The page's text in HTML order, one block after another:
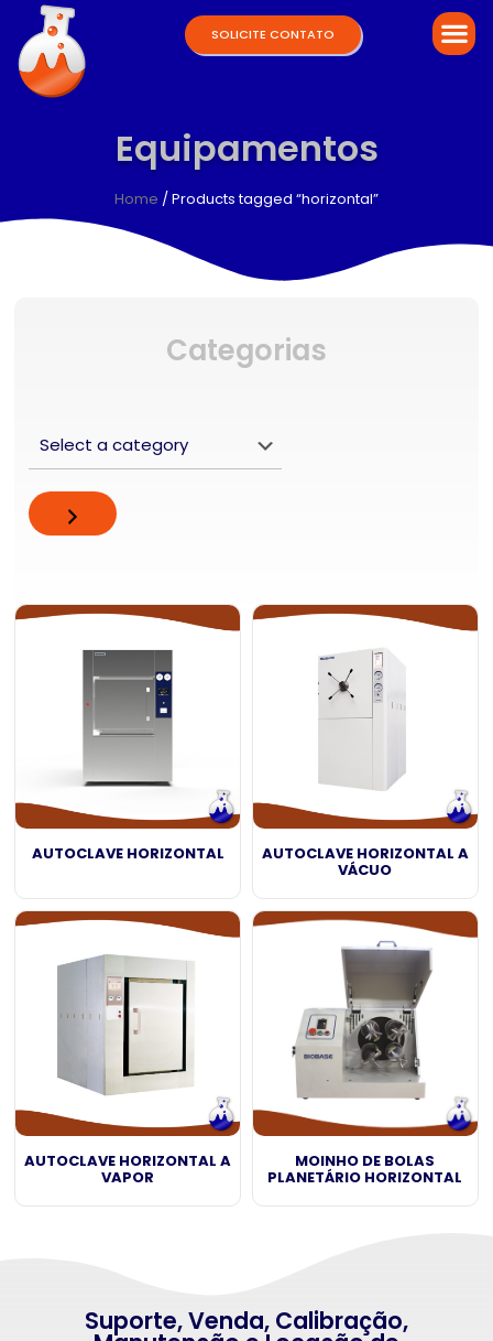
SOLICITE CONTATO
Equipamentos
Home / Products tagged “horizontal”
Categorias
AUTOCLAVE HORIZONTAL AUTOCLAVE HORIZONTAL A
VÁCUO
AUTOCLAVE HORIZONTAL A
VAPOR
MOINHO DE BOLAS
PLANETÁRIO HORIZONTAL
Suporte, Venda, Calibração,